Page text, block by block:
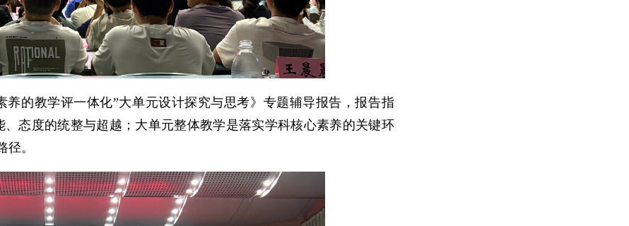
养的教学评一体化”大单元设计探究与思考》专题辅导报告，报告指
态度的统整与超越；大单元整体教学是落实学科核心素养的关键环
。